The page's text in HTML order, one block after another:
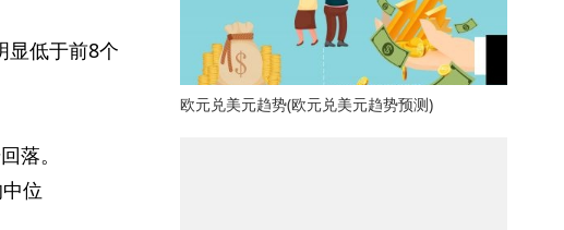
显低于前8个
落。
位
欧元兑美元趋势(欧元兑美元趋势预测)